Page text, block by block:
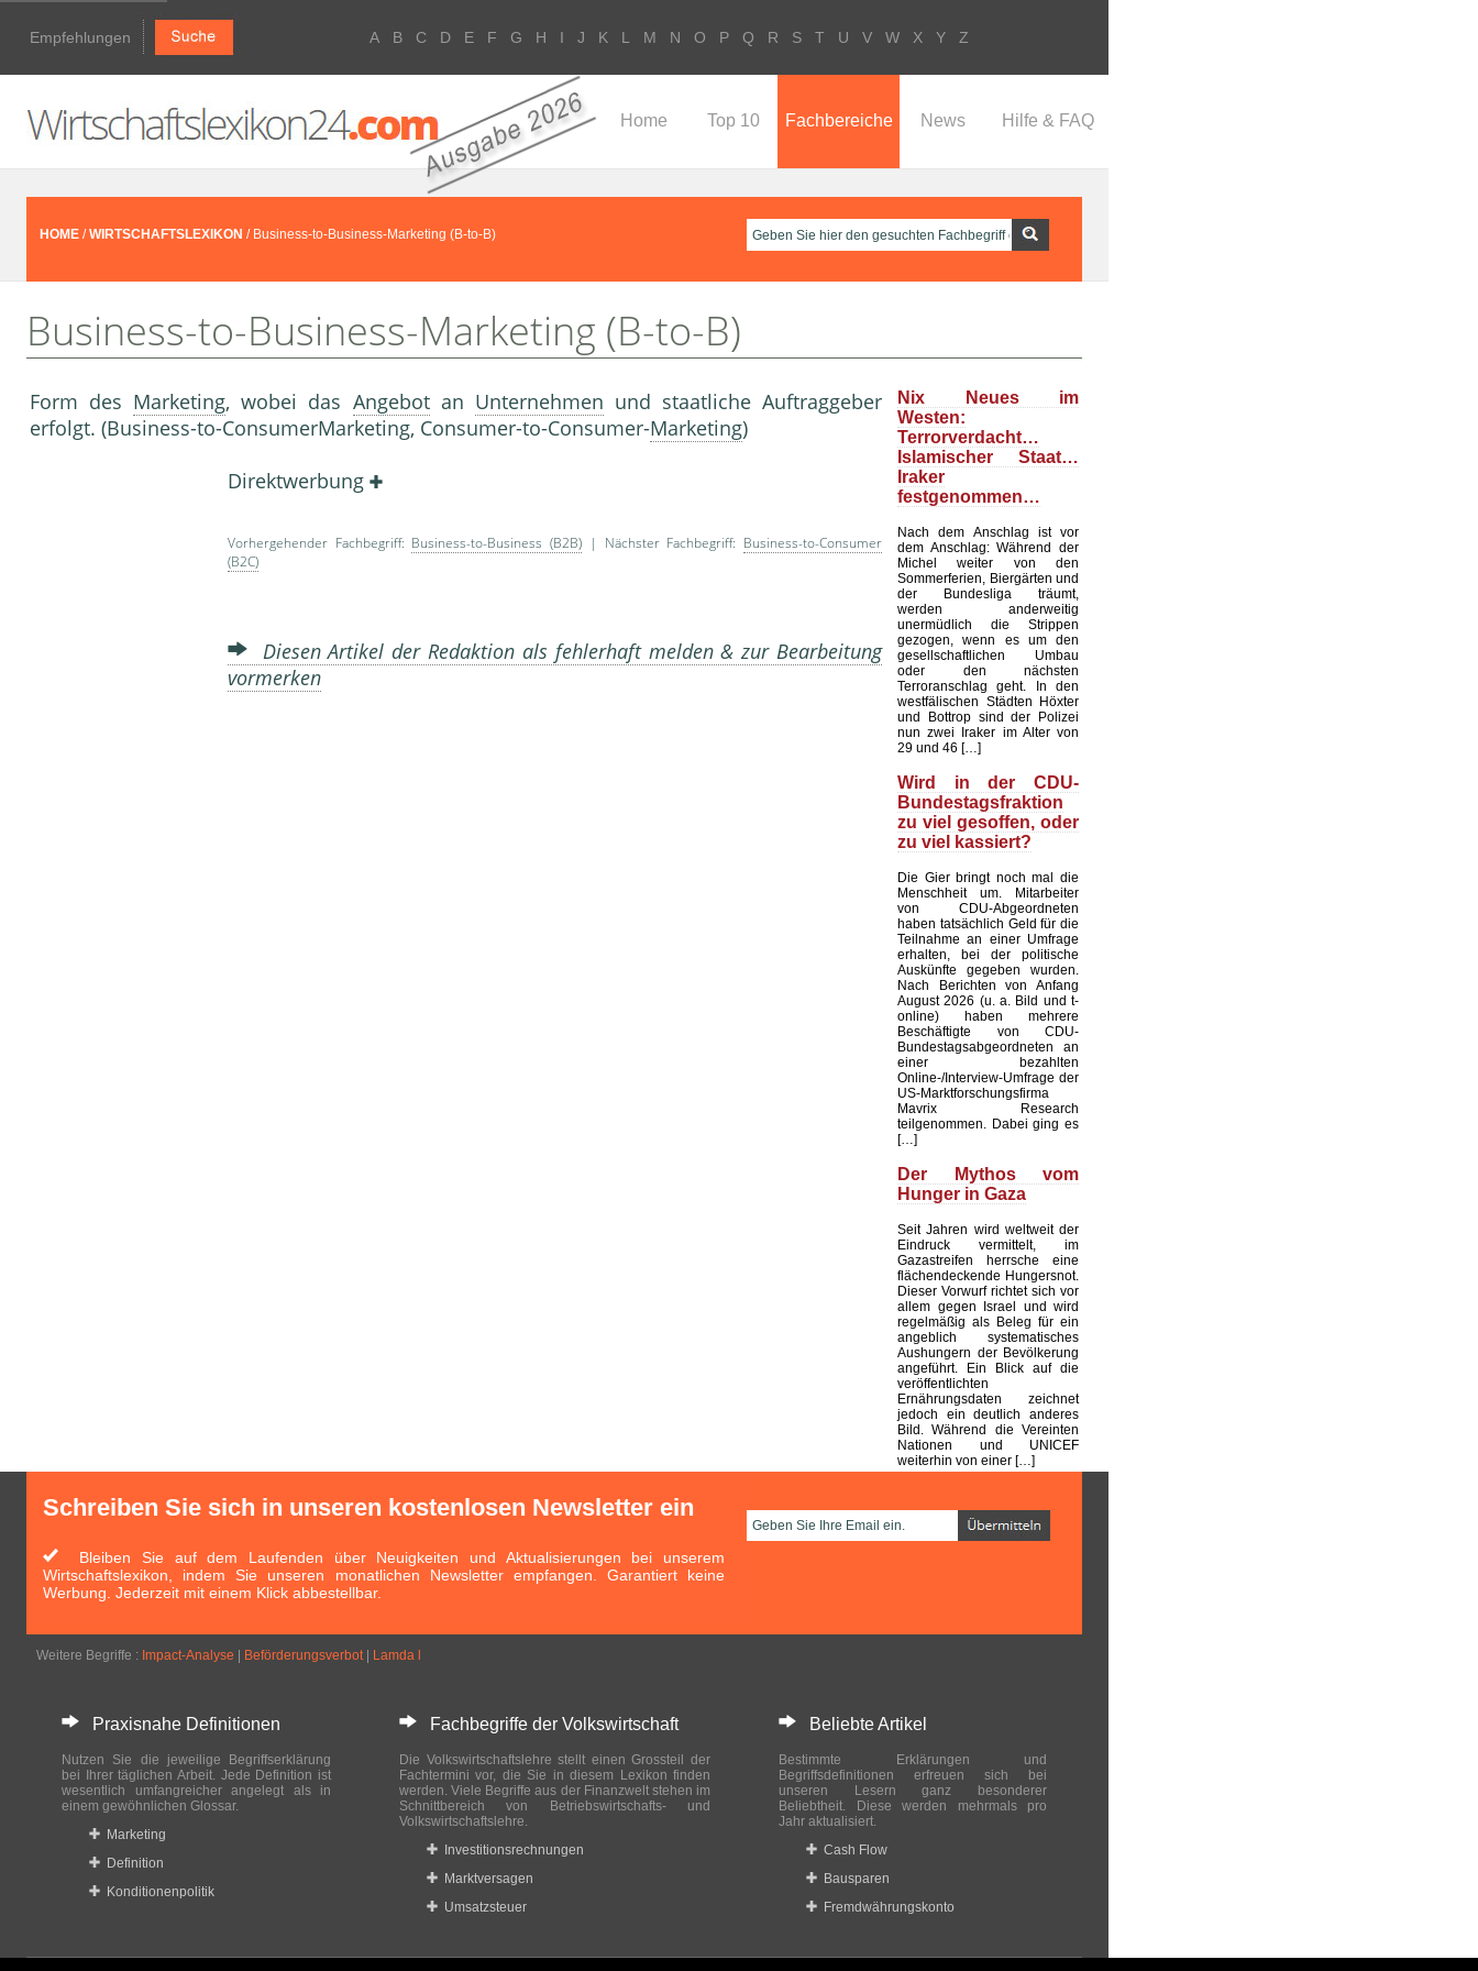
Empfehlungen A B C D E F G H I J K L M N O P Q R S T U V W X Y Z
Home Top 10 Fachbereiche News Hilfe & FAQ
HOME /WIRTSCHAFTSLEXIKON / Business-to-Business-Marketing (B-to-B)
Business-to-Business-Marketing (B-to-B)
Form des Marketing, wobei das Angebotan Unternehmen und staatliche Auftraggeber
erfolgt. (Business-to-ConsumerMarketing, Consumer-to-Consumer-Marketing)
Direkt­werbung
Vorhergehender Fachbegriff: Business-to-Business (B2B) | Nächster Fachbegriff: Business-to-Consumer
(B2C)
Diesen Artikel der Redaktion als fehlerhaft melden & zur Bearbeitung
vormerken
Nix Neues im
Westen:
Terrorverdacht…
Islamischer Staat…
Iraker
festgenommen…
Nach dem Anschlag ist vor
dem Anschlag: Während der
Michel weiter von den
Sommerferien, Biergärten und
der Bundesliga träumt,
werden anderweitig
unermüdlich die Strippen
gezogen, wenn es um den
gesellschaftlichen Umbau
oder den nächsten
Terroranschlag geht. In den
westfälischen Städten Höxter
und Bottrop sind der Polizei
nun zwei Iraker im Alter von
29 und 46 […]
Wird in der CDU-
Bundestagsfraktion
zu viel gesoffen, oder
zu viel kassiert?
Die Gier bringt noch mal die
Menschheit um. Mitarbeiter
von CDU-Abgeordneten
haben tatsächlich Geld für die
Teilnahme an einer Umfrage
erhalten, bei der politische
Auskünfte gegeben wurden.
Nach Berichten von Anfang
August 2026 (u. a. Bild und t-
online) haben mehrere
Beschäftigte von CDU-
Bundestagsabgeordneten an
einer bezahlten
Online-/Interview-Umfrage der
US-Marktforschungsfirma
Mavrix Research
teilgenommen. Dabei ging es
[…]
Der Mythos vom
Hunger in Gaza
Seit Jahren wird weltweit der
Eindruck vermittelt, im
Gazastreifen herrsche eine
flächendeckende Hungersnot.
Dieser Vorwurf richtet sich vor
allem gegen Israel und wird
regelmäßig als Beleg für ein
angeblich systematisches
Aushungern der Bevölkerung
angeführt. Ein Blick auf die
veröffentlichten
Ernährungsdaten zeichnet
jedoch ein deutlich anderes
Bild. Während die Vereinten
Nationen und UNICEF
weiterhin von einer […]
Schreiben Sie sich in unseren kostenlosen Newsletter ein
Bleiben Sie auf dem Laufenden über Neuigkeiten und Aktualisierungen bei unserem
Wirtschaftslexikon, indem Sie unseren monatlichen Newsletter empfangen. Garantiert keine
Werbung. Jederzeit mit einem Klick abbestellbar.
Weitere Begriffe : Impact-Analyse Beförderungsverbot| Lamda l
Praxisnahe Definitionen
Nutzen Sie die jeweilige Begriffserklärung
bei Ihrer täglichen Arbeit. Jede Definition ist
wesentlich umfangreicher angelegt als in
einem gewöhnlichen Glossar.
Marketing
Definition
Konditionenpolitik
Fachbegriffe der Volkswirtschaft
Die Volkswirtschaftslehre stellt einen Grossteil der
Fachtermini vor, die Sie in diesem Lexikon finden
werden. Viele Begriffe aus der Finanzwelt stehen im
Schnittbereich von Betriebswirtschafts- und
Volkswirtschaftslehre.
Investitionsrechnungen
Marktversagen
Umsatzsteuer
Beliebte Artikel
Bestimmte Erklärungen und
Begriffsdefinitionen erfreuen sich bei
unseren Lesern ganz besonderer
Beliebtheit. Diese werden mehrmals pro
Jahr aktualisiert.
Cash Flow
Bausparen
Fremdwährungskonto